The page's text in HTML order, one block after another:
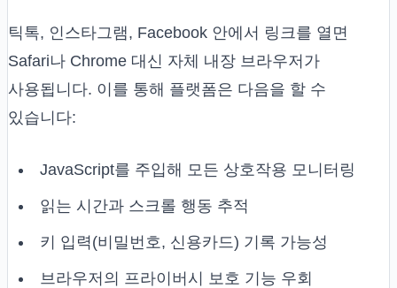
틱톡, 인스타그램, Facebook 안에서 링크를 열면
Safari나 Chrome 대신 자체 내장 브라우저가
사용됩니다. 이를 통해 플랫폼은 다음을 할 수
있습니다:
JavaScript를 주입해 모든 상호작용 모니터링
읽는 시간과 스크롤 행동 추적
키 입력(비밀번호, 신용카드) 기록 가능성
브라우저의 프라이버시 보호 기능 우회